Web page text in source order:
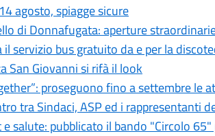
agosto, spiagge sicure
di Donnafugata: aperture
il servizio bus gratuito da e per la
San Giovanni si rifà il look
proseguono fino a settembre le
tra Sindaci, ASP ed i rappresentanti
e salute: pubblicato il bando "Circolo